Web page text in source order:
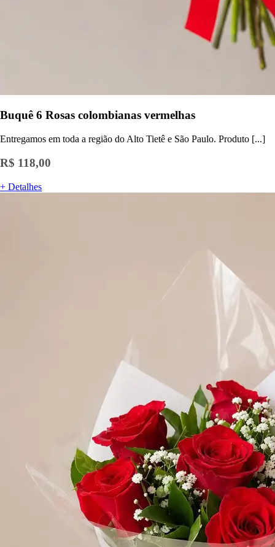
Buquê 6 Rosas colombianas vermelhas
Entregamos em toda a região do Alto Tietê e São Paulo. Produto [...]
R$ 118,00
+ Detalhes